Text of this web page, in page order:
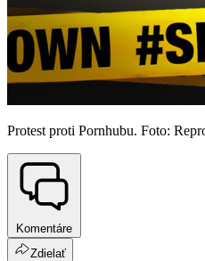
Protest proti Pornhubu. Foto:
Komentáre
Zdielať